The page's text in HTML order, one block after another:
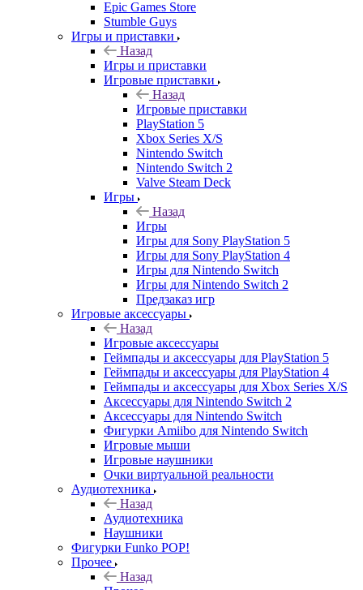
Epic Games Store
Stumble Guys
Игры и приставки
Назад
Игры и приставки
Игровые приставки
Назад
Игровые приставки
PlayStation 5
Xbox Series X/S
Nintendo Switch
Nintendo Switch 2
Valve Steam Deck
Игры
Назад
Игры
Игры для Sony PlayStation 5
Игры для Sony PlayStation 4
Игры для Nintendo Switch
Игры для Nintendo Switch 2
Предзаказ игр
Игровые аксессуары
Назад
Игровые аксессуары
Геймпады и аксессуары для PlayStation 5
Геймпады и аксессуары для PlayStation 4
Геймпады и аксессуары для Xbox Series X/S
Аксессуары для Nintendo Switch 2
Аксессуары для Nintendo Switch
Фигурки Amiibo для Nintendo Switch
Игровые мыши
Игровые наушники
Очки виртуальной реальности
Аудиотехника
Назад
Аудиотехника
Наушники
Фигурки Funko POP!
Прочее
Назад